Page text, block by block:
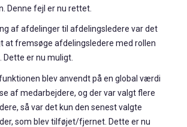
Denne fejl er nu rettet.
af afdelinger til afdelingsledere var det
at fremsøge afdelingsledere med rollen
Dette er nu muligt.
blev anvendt på en global værdi
af medarbejdere, og der var valgt flere
så var det kun den senest valgte
som blev tilføjet/fjernet. Dette er nu